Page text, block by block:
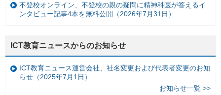
不登校オンライン、不登校の親の疑問に精神科医が答えるイ
ンタビュー記事4本を無料公開（2026年7月31日）
ICT教育ニュースからのお知らせ
ICT教育ニュース運営会社、社名変更および代表者変更のお知
らせ（2025年7月1日）
お知らせ一覧 >>